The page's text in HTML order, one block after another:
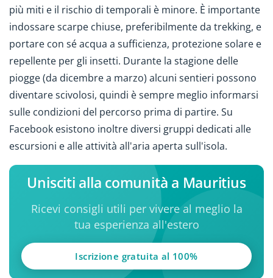
più miti e il rischio di temporali è minore. È importante
indossare scarpe chiuse, preferibilmente da trekking, e
portare con sé acqua a sufficienza, protezione solare e
repellente per gli insetti. Durante la stagione delle
piogge (da dicembre a marzo) alcuni sentieri possono
diventare scivolosi, quindi è sempre meglio informarsi
sulle condizioni del percorso prima di partire. Su
Facebook esistono inoltre diversi gruppi dedicati alle
escursioni e alle attività all'aria aperta sull'isola.
Unisciti alla comunità a Mauritius
Ricevi consigli utili per vivere al meglio la
tua esperienza all'estero
Iscrizione gratuita al 100%